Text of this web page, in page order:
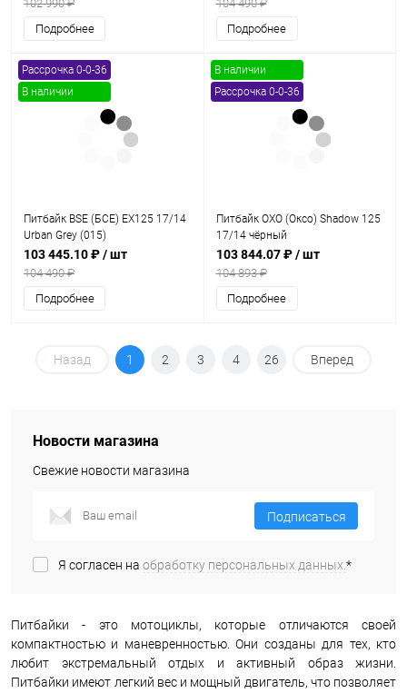
102 990 ₽
Подробнее
104 490 ₽
Подробнее
Рассрочка 0-0-36
В наличии
Питбайк BSE (БСЕ) EX125 17/14
Urban Grey (015)
103 445.10 ₽/ шт
104 490 ₽
Подробнее
В наличии
Рассрочка 0-0-36
Питбайк OXO (Оксо) Shadow 125
17/14 чёрный
103 844.07 ₽/ шт
104 893 ₽
Подробнее
Назад 1 2 3 4 26 Вперед
Новости магазина
Свежие новости магазина
Подписаться
Я согласен на обработку персональных данных.*
Питбайки - это мотоциклы, которые отличаются своей
компактностью и маневренностью. Они созданы для тех, кто
любит экстремальный отдых и активный образ жизни.
Питбайки имеют легкий вес и мощный двигатель, что позволяет